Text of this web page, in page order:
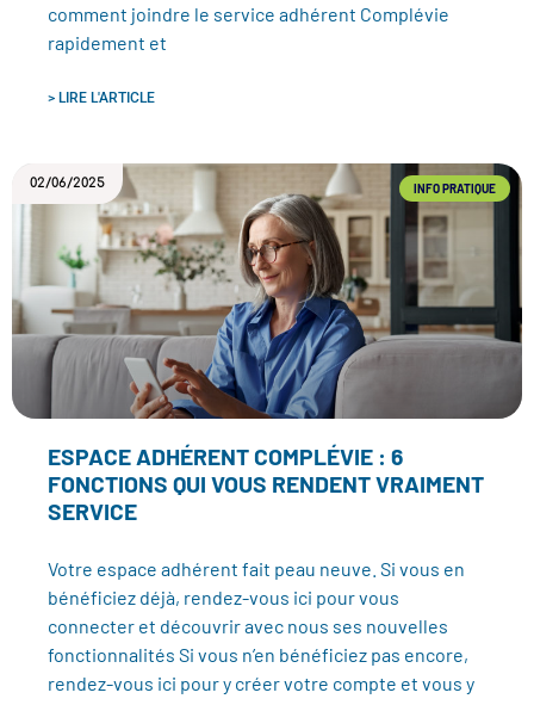
comment joindre le service adhérent Complévie
rapidement et
> LIRE L'ARTICLE
INFO PRATIQUE
ESPACE ADHÉRENT COMPLÉVIE : 6
FONCTIONS QUI VOUS RENDENT VRAIMENT
SERVICE
Votre espace adhérent fait peau neuve. Si vous en
bénéficiez déjà, rendez-vous ici pour vous
connecter et découvrir avec nous ses nouvelles
fonctionnalités Si vous n’en bénéficiez pas encore,
rendez-vous ici pour y créer votre compte et vous y
02/06/2025